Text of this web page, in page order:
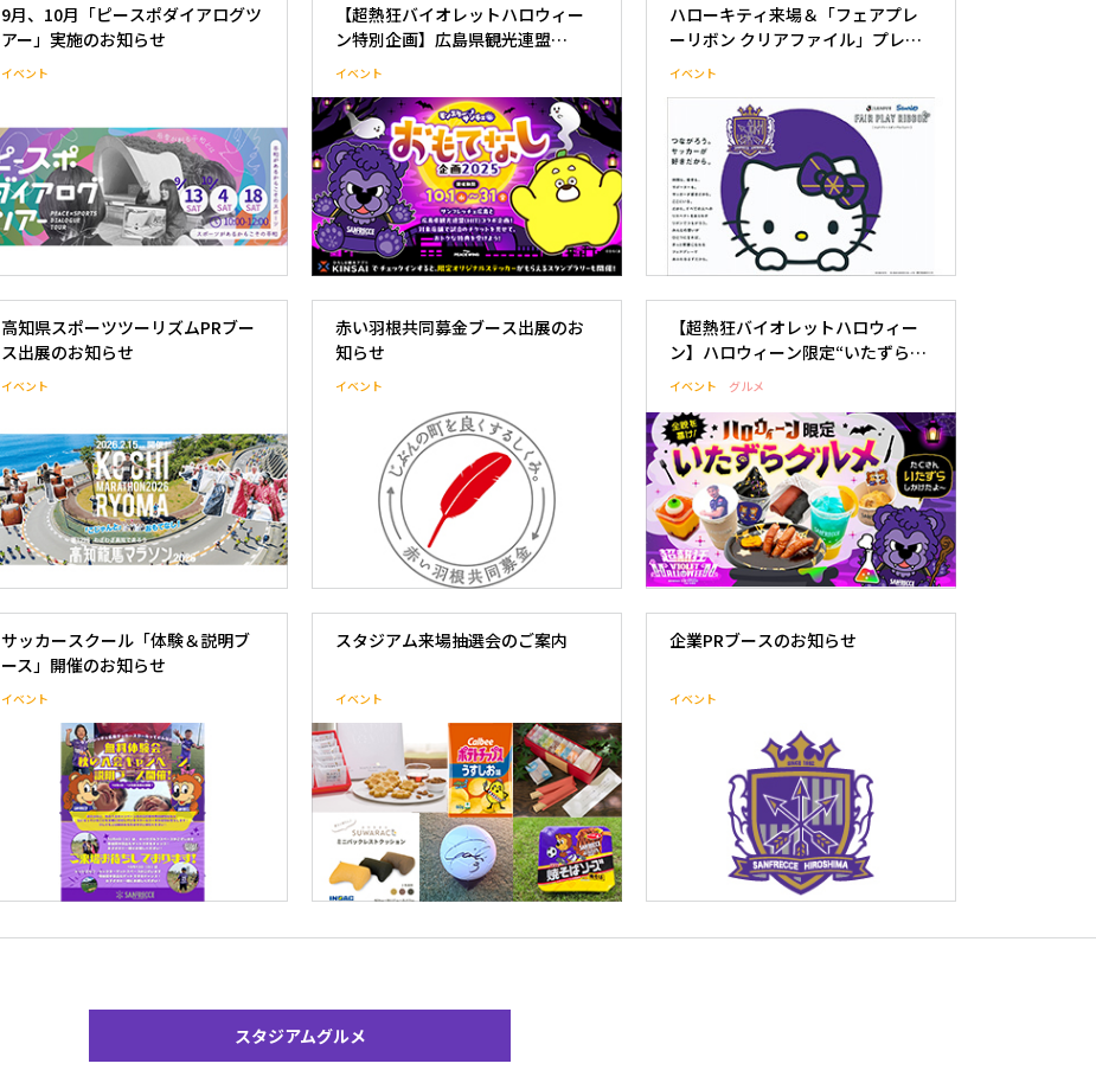
9月、10月「ピースポダイアログツ
アー」実施のお知らせ
イベント
【超熱狂バイオレットハロウィー
ン特別企画】広島県観光連盟
（HIT）×サンフレッチェ広島コラ
なし企画2025」を初開催！
イベント
ハローキティ来場＆「フェアプレ
ーリボン クリアファイル」プレゼ
ント決定！
イベント
高知県スポーツツーリズムPRブー
ス出展のお知らせ
イベント
赤い羽根共同募金ブース出展のお
知らせ
イベント
【超熱狂バイオレットハロウィー
ン】ハロウィーン限定“いたずらグ
ルメ”公開！モンスターサンチェが
イベント グルメ
サッカースクール「体験＆説明ブ
ース」開催のお知らせ
イベント
スタジアム来場抽選会のご案内
イベント
企業PRブースのお知らせ
イベント
スタジアムグルメ